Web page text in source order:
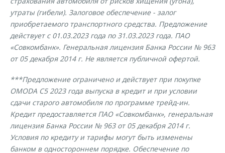
утраты (гибели). Залоговое обеспечение - залог
приобретаемого транспортного средства. Предложение
действует с 01.03.2023 года по 31.03.2023 года. ПАО
«Совкомбанк». Генеральная лицензия Банка России № 963
от 05 декабря 2014 г. Не является публичной офертой.
***Предложение ограничено и действует при покупке
OMODA C5 2023 года выпуска в кредит и при условии
сдачи старого автомобиля по программе трейд-ин.
Кредит предоставляется ПАО «Совкомбанк», генеральная
лицензия Банка России № 963 от 05 декабря 2014 г.
Условия по кредиту и тарифы могут быть изменены
банком в одностороннем порядке. Обеспечение по